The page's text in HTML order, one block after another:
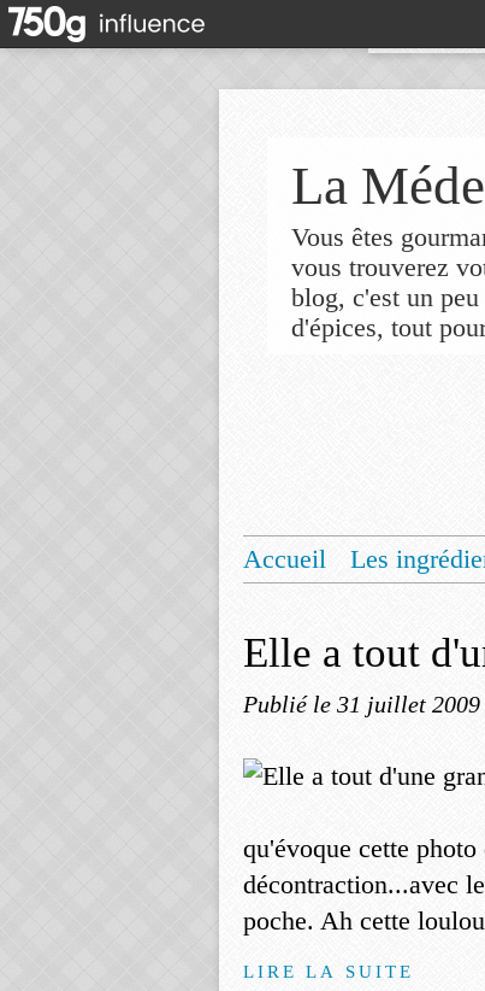
La
Vous êtes
vous trouverez
blog, c'est un
d'épices, tout
Accueil Les
Elle a tout
Publié le 31 juillet 2009
qu'évoque cette
décontraction...avec
poche. Ah cette
LIRE LA SUITE